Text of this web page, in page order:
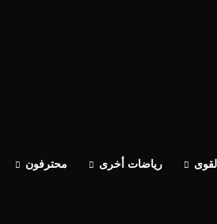
رياضات أخرى محترفون